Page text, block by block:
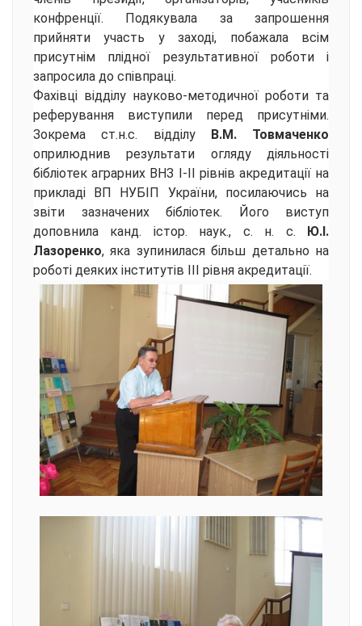
конфренції. Подякувала за запрошення
прийняти участь у заході, побажала всім
присутнім плідної результативної роботи і
запросила до співпраці.
Фахівці відділу науково-методичної роботи та
реферування виступили перед присутніми.
Зокрема ст.н.с. відділу В.М. Товмаченко
оприлюднив результати огляду діяльності
бібліотек аграрних ВНЗ I-II рівнів акредитації на
прикладі ВП НУБІП України, посилаючись на
звіти зазначених бібліотек. Його виступ
доповнила канд. істор. наук., с. н. с. Ю.І.
Лазоренко, яка зупинилася більш детально на
роботі деяких інститутів III рівня акредитації.